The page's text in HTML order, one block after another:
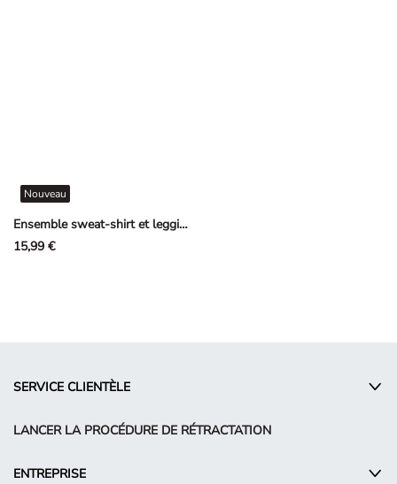
Ensemble sweat-shirt et leggings - rosé tendre
Nouveau
15,99 €
SERVICE CLIENTÈLE
LANCER LA PROCÉDURE DE RÉTRACTATION
ENTREPRISE